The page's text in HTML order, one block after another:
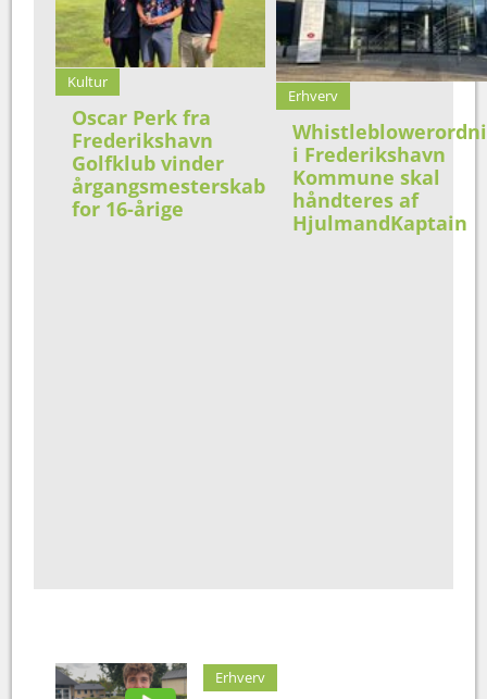
Kultur
Oscar Perk fra
Frederikshavn
Golfklub vinder
årgangsmesterskab
for 16-årige
Erhverv
i Frederikshavn
Kommune skal
håndteres af
HjulmandKaptain
Erhverv